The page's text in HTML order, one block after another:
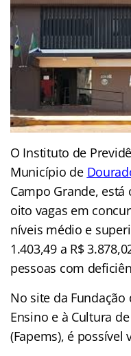
O Instituto de
Município de
Campo Grande,
oito vagas em
níveis médio e
1.403,49 a R$
pessoas com
No site da Fundação
Ensino e à Cultura
(Fapems), é possível